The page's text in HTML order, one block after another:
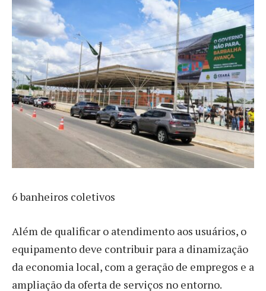
6 banheiros coletivos
Além de qualificar o atendimento aos usuários, o
equipamento deve contribuir para a dinamização
da economia local, com a geração de empregos e a
ampliação da oferta de serviços no entorno.